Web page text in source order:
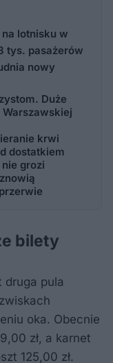
lotnisku w
tys. pasażerów
nowy
Duże
krwi
dostatkiem
grozi
bilety
druga pula
oka. Obecnie
zł, a karnet
125,00 zł.